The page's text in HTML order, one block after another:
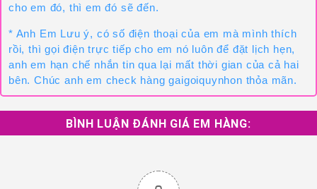
cho em đó, thì em đó sẽ đến.
* Anh Em Lưu ý, có số điện thoại của em mà mình thích
rồi, thì gọi điện trực tiếp cho em nó luôn để đặt lịch hẹn,
anh em hạn chế nhắn tin qua lại mất thời gian của cả hai
bên. Chúc anh em check hàng gaigoiquynhon thỏa mãn.
BÌNH LUẬN ĐÁNH GIÁ EM HÀNG: